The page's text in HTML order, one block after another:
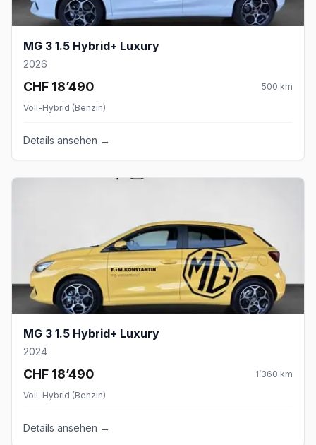
MG 3 1.5 Hybrid+ Luxury
2026
CHF 18’490 500 km
Voll-Hybrid (Benzin)
Details ansehen →
MG 3 1.5 Hybrid+ Luxury
2024
CHF 18’490 1’360 km
Voll-Hybrid (Benzin)
Details ansehen →